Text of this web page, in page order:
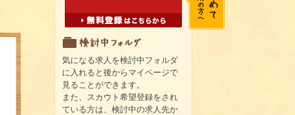
気になる求人を検討中フォルダ
に入れると後からマイページで
見ることができます。
また、スカウト希望登録をされ
ている方は、検討中の求人先か